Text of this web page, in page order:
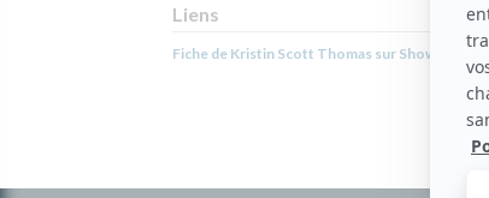
Liens
Fiche de Kristin Scott Thomas sur Showbizz.net